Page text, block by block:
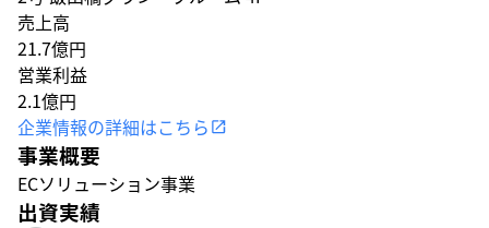
売上高
21.7億円
営業利益
2.1億円
企業情報の詳細はこちら
事業概要
ECソリューション事業
出資実績